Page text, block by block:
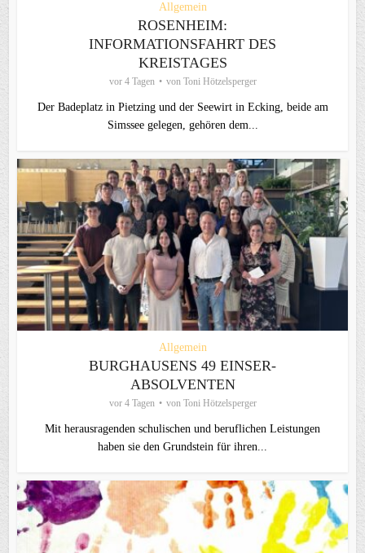
Allgemein
ROSENHEIM:
INFORMATIONSFAHRT DES
KREISTAGES
vor 4 Tagen von Toni Hötzelsperger
Der Badeplatz in Pietzing und der Seewirt in Ecking, beide am
Simssee gelegen, gehören dem...
Allgemein
BURGHAUSENS 49 EINSER-
ABSOLVENTEN
vor 4 Tagen von Toni Hötzelsperger
Mit herausragenden schulischen und beruflichen Leistungen
haben sie den Grundstein für ihren...